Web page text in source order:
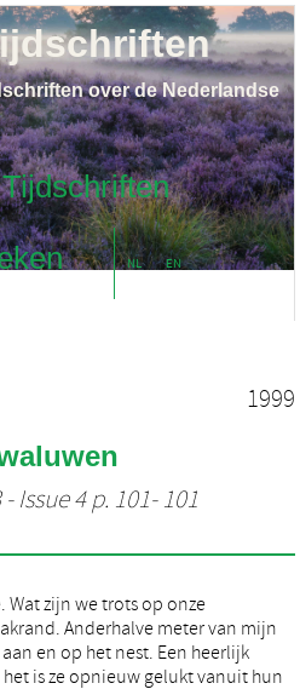
Tijdschriften
NL EN
over de Nederlandse
1999
Issue 4 p. 101- 101
Wat zijn we trots op onze
Anderhalve meter van mijn
en op het nest. Een heerlijk
is ze opnieuw gelukt vanuit hun